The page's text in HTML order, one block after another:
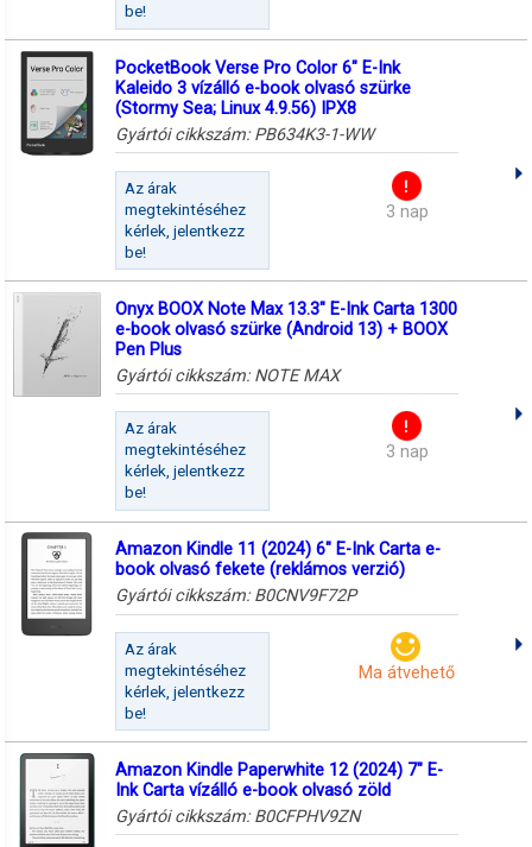
be!
PocketBook Verse Pro Color 6" E-Ink
Kaleido 3 vízálló e-book olvasó szürke
(Stormy Sea; Linux 4.9.56) IPX8
Gyártói cikkszám: PB634K3-1-WW
Az árak
megtekintéséhez
kérlek, jelentkezz
be!
3 nap
Onyx BOOX Note Max 13.3" E-Ink Carta 1300
e-book olvasó szürke (Android 13) + BOOX
Pen Plus
Gyártói cikkszám: NOTE MAX
Az árak
megtekintéséhez
kérlek, jelentkezz
be!
3 nap
Amazon Kindle 11 (2024) 6" E-Ink Carta e-
book olvasó fekete (reklámos verzió)
Gyártói cikkszám: B0CNV9F72P
Az árak
megtekintéséhez
kérlek, jelentkezz
be!
Ma átvehető
Amazon Kindle Paperwhite 12 (2024) 7" E-
Ink Carta vízálló e-book olvasó zöld
Gyártói cikkszám: B0CFPHV9ZN